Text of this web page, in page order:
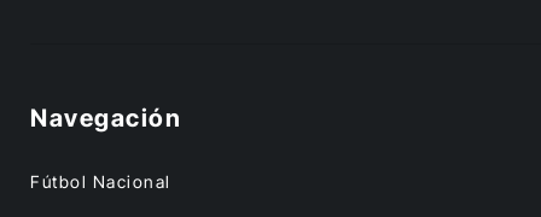
Navegación
Fútbol Nacional